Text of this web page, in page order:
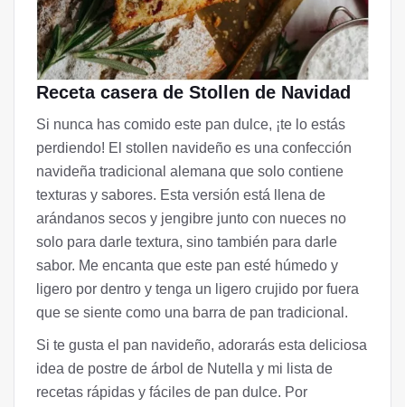
Receta casera de Stollen de Navidad
Si nunca has comido este pan dulce, ¡te lo estás
perdiendo! El stollen navideño es una confección
navideña tradicional alemana que solo contiene
texturas y sabores. Esta versión está llena de
arándanos secos y jengibre junto con nueces no
solo para darle textura, sino también para darle
sabor. Me encanta que este pan esté húmedo y
ligero por dentro y tenga un ligero crujido por fuera
que se siente como una barra de pan tradicional.
Si te gusta el pan navideño, adorarás esta deliciosa
idea de postre de árbol de Nutella y mi lista de
recetas rápidas y fáciles de pan dulce. Por